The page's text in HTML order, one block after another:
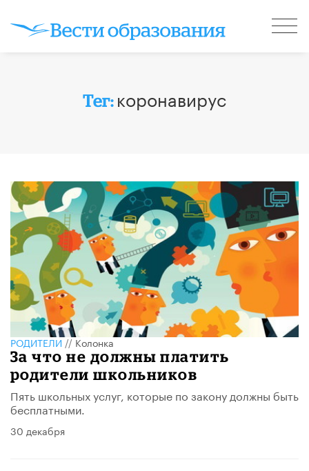
Тег: коронавирус
РОДИТЕЛИ//Колонка
За что не должны платить
родители школьников
Пять школьных услуг, которые по закону должны быть
бесплатными.
30 декабря